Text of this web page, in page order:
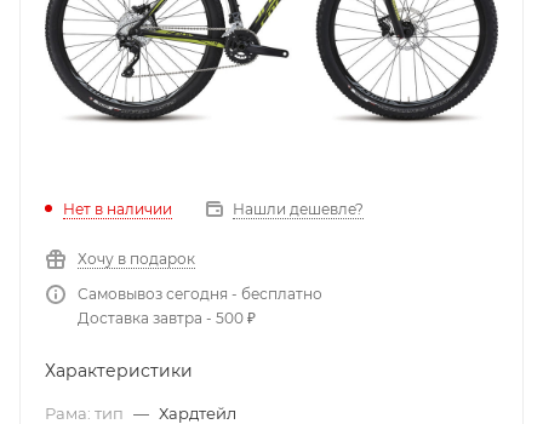
Нет в наличии Нашли дешевле?
Хочу в подарок
Самовывоз сегодня - бесплатно
Доставка завтра - 500 ₽
Характеристики
Рама: тип — Хардтейл